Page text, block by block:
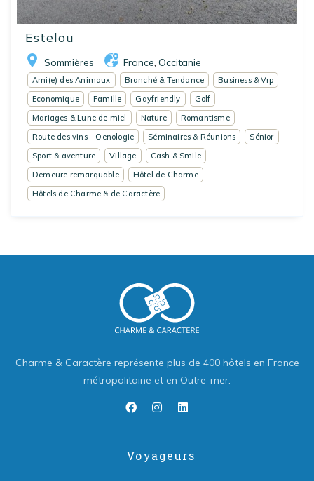
Estelou
Sommières France Occitanie
Ami(e) des Animaux Branché & Tendance
Business & Vrp
Economique
Famille Gayfriendly
Golf
Mariages & Lune de miel
Nature
Romantisme
Route des vins - Oenologie
Séminaires & Réunions
Sénior
Sport & aventure
Village
Cash & Smile
Demeure remarquable
Hôtel de Charme
Hôtels de Charme & de Caractère
Charme & Caractère représente plus de 400 hôtels en France
métropolitaine et en Outre-mer.
Voyageurs